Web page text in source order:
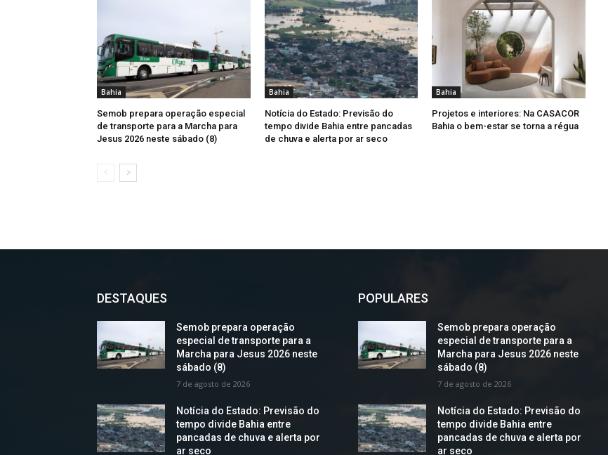
Bahia
Semob prepara operação especial
de transporte para a Marcha para
Jesus 2026 neste sábado (8)
Bahia
Notícia do Estado: Previsão do
tempo divide Bahia entre pancadas
de chuva e alerta por ar seco
Bahia
Projetos e interiores: Na CASACOR
Bahia o bem-estar se torna a régua
DESTAQUES
Semob prepara operação
especial de transporte para a
Marcha para Jesus 2026 neste
sábado (8)
7 de agosto de 2026
Notícia do Estado: Previsão do
tempo divide Bahia entre
pancadas de chuva e alerta por
ar seco
POPULARES
Semob prepara operação
especial de transporte para a
Marcha para Jesus 2026 neste
sábado (8)
7 de agosto de 2026
Notícia do Estado: Previsão do
tempo divide Bahia entre
pancadas de chuva e alerta por
ar seco